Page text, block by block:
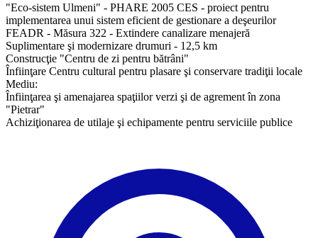
"Eco-sistem Ulmeni" - PHARE 2005 CES - proiect pentru
implementarea unui sistem eficient de gestionare a deşeurilor
FEADR - Măsura 322 - Extindere canalizare menajeră
Suplimentare şi modernizare drumuri - 12,5 km
Construcţie "Centru de zi pentru bătrâni"
Înfiinţare Centru cultural pentru plasare şi conservare tradiţii locale
Mediu:
Înfiinţarea şi amenajarea spaţiilor verzi şi de agrement în zona
"Pietrar"
Achiziţionarea de utilaje şi echipamente pentru serviciile publice